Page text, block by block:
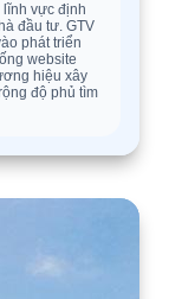
lĩnh vực định
đầu tư. GTV
phát triển
website
hiệu xây
độ phủ tìm